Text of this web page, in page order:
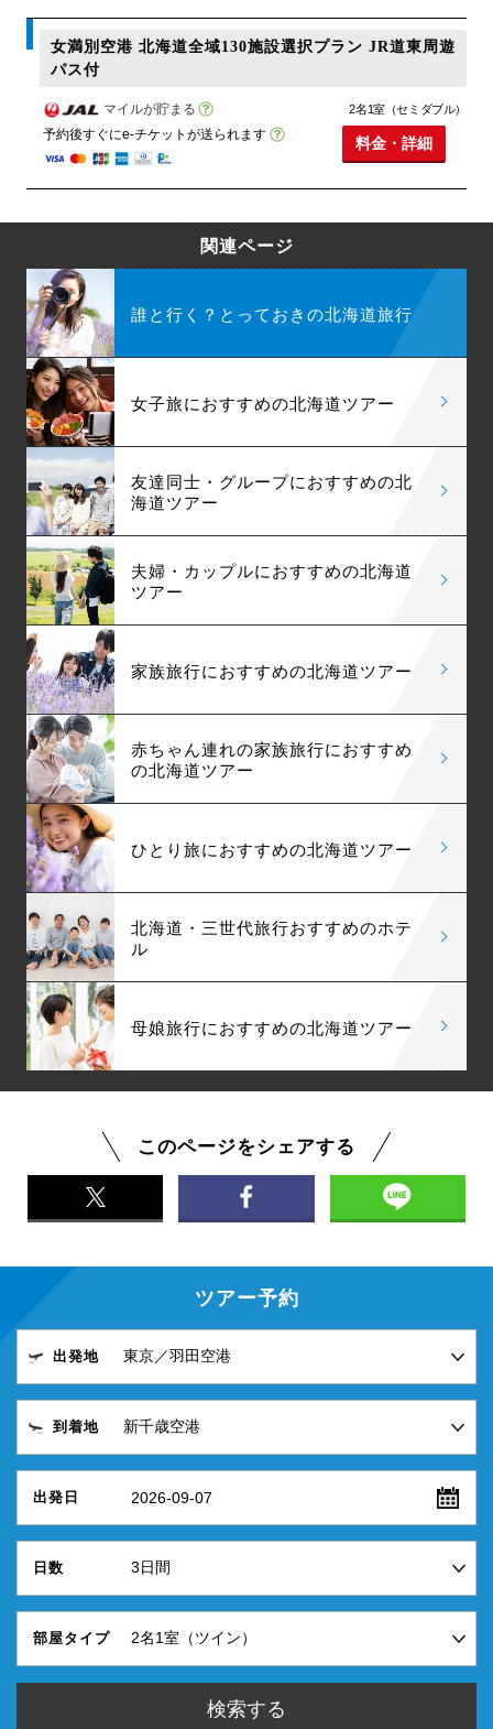
女満別空港 北海道全域130施設選択プラン JR道東周遊
パス付
マイルが貯まる
予約後すぐにe-チケットが送られます
2名1室（セミダブル）
料金・詳細
関連ページ
誰と行く？とっておきの北海道旅行
女子旅におすすめの北海道ツアー
友達同士・グループにおすすめの北
海道ツアー
夫婦・カップルにおすすめの北海道
ツアー
家族旅行におすすめの北海道ツアー
赤ちゃん連れの家族旅行におすすめ
の北海道ツアー
ひとり旅におすすめの北海道ツアー
北海道・三世代旅行おすすめのホテ
ル
母娘旅行におすすめの北海道ツアー
このページをシェアする
ツアー予約
出発地
到着地
出発日 2026-09-07
日数
部屋タイプ